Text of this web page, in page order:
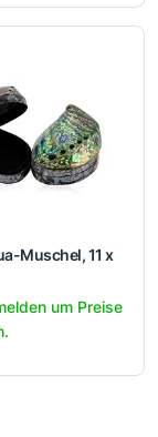
Muschel, 11 x
um Preise